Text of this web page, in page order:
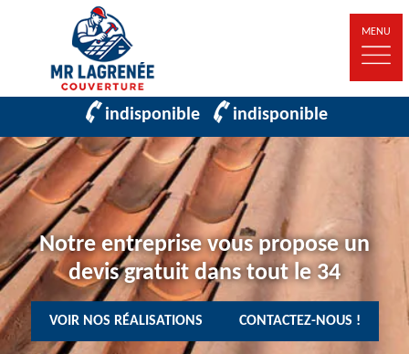
MENU
indisponible indisponible
Notre entreprise vous propose un
devis gratuit dans tout le 34
VOIR NOS RÉALISATIONS CONTACTEZ-NOUS !